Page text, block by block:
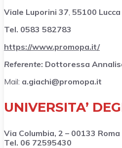
Viale Luporini 37 55100 Lucca
Tel. 0583 582783
https://www.promopa.it/
Referente: Dottoressa
Mail: a.giachi@promopa.it
UNIVERSITA’
Via Columbia, 2 – 00133 Roma
Tel. 06 72595430